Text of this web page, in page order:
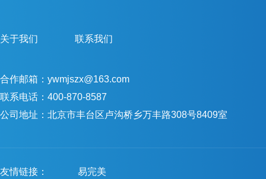
关于我们 联系我们
合作邮箱：ywmjszx@163.com
联系电话：400-870-8587
公司地址：北京市丰台区卢沟桥乡万丰路308号8409室
友情链接： 易完美